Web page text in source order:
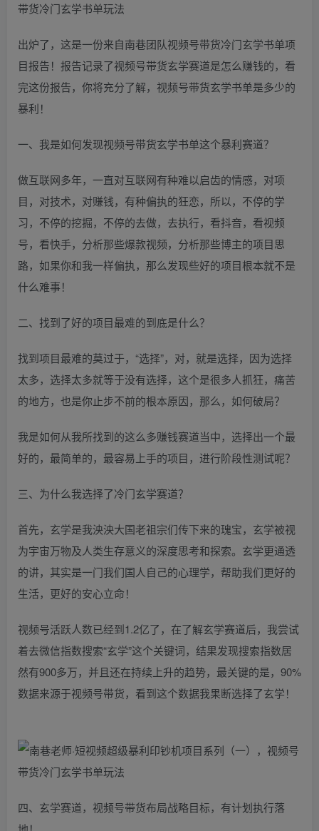
出炉了，这是一份来自南巷团队视频号带货冷门玄学书单项
目报告！报告记录了视频号带货玄学赛道是怎么赚钱的，看
完这份报告，你将充分了解，视频号带货玄学书单是多少的
暴利！
一、我是如何发现视频号带货玄学书单这个暴利赛道？
做互联网多年，一直对互联网有种难以启齿的情感，对项
目，对技术，对赚钱，有种偏执的狂恋，所以，不停的学
习，不停的挖掘，不停的去做，去执行，看抖音，看视频
号，看快手，分析那些爆款视频，分析那些博主的项目思
路，如果你和我一样偏执，那么发现些好的项目根本就不是
什么难事！
二、找到了好的项目最难的到底是什么？
找到项目最难的莫过于，“选择”，对，就是选择，因为选择
太多，选择太多就等于没有选择，这个是很多人抓狂，痛苦
的地方，也是你止步不前的根本原因，那么，如何破局？
我是如何从我所找到的这么多赚钱赛道当中，选择出一个最
好的，最简单的，最容易上手的项目，进行阶段性测试呢？
三、为什么我选择了冷门玄学赛道？
首先，玄学是我泱泱大国老祖宗们传下来的瑰宝，玄学被视
为宇宙万物及人类生存意义的深度思考和探索。玄学更通透
的讲，其实是一门我们国人自己的心理学，帮助我们更好的
生活，更好的安心立命！
视频号活跃人数已经到1.2亿了，在了解玄学赛道后，我尝试
着去微信指数搜索“玄学”这个关键词，结果发现搜索指数居
然有900多万，并且还在持续上升的趋势，最关键的是，90%
数据来源于视频号带货，看到这个数据我果断选择了玄学！
四、玄学赛道，视频号带货布局战略目标，有计划执行落